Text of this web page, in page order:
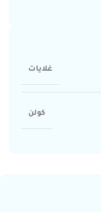
غلايات
كولن